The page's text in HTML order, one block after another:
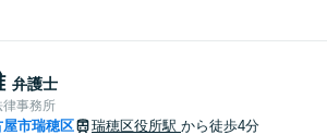
弁護士
律事務所
屋市瑞穂区 瑞穂区役所駅 から徒歩4分